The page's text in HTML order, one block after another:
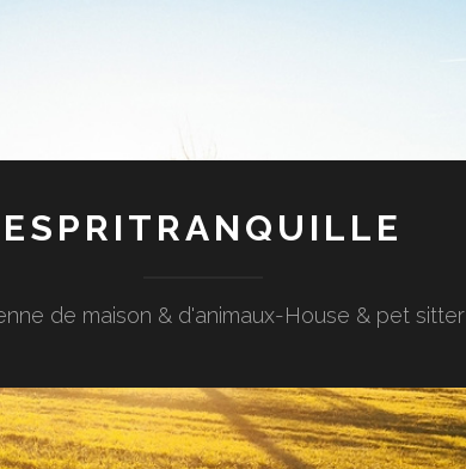
ESPRITRANQUILLE
de maison & d'animaux-House & pet sitter